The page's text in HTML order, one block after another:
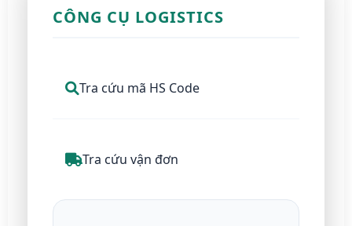
CÔNG CỤ LOGISTICS
Tra cứu mã HS Code
Tra cứu vận đơn